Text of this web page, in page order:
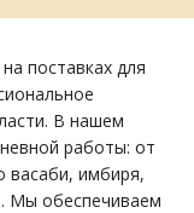
поставках для
В нашем
работы: от
васаби, имбиря,
Мы обеспечиваем